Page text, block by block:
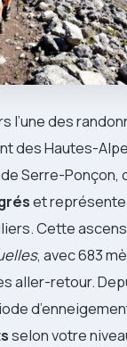
l’une des
des Hautes-
Serre-
et
Cette
, avec 683
aller-retour.
selon votre